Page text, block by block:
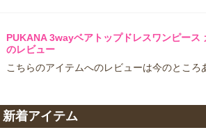
PUKANA 3wayベアトップドレスワンピース
のレビュー
こちらのアイテムへのレビューは今のところ
新着アイテム